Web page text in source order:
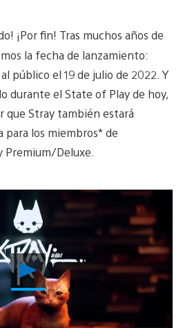
¡Por fin! Tras muchos años de
la fecha de lanzamiento:
público el 19 de julio de 2022. Y
durante el State of Play de hoy,
que Stray también estará
para los miembros* de
Premium/Deluxe.
Reproducir
vídeo